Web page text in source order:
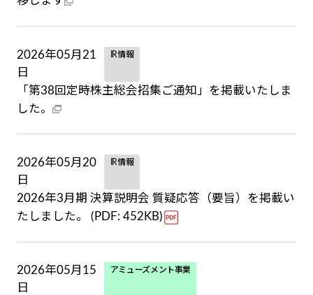
2026年05月21
日
IR情報
「第38回定時株主総会招集ご通知」を掲載いたしま
した。
2026年05月20
日
IR情報
2026年3月期 決算説明会 質疑応答（要旨）を掲載い
たしました。 (PDF: 452KB)
2026年05月15
日
アミューズメント事業